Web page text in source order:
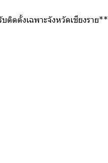
ติดตั้งเฉพาะจังหวัดเชียงราย**